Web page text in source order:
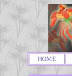
HOME